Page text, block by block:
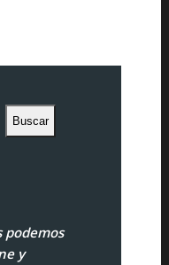
Buscar
podemos
y